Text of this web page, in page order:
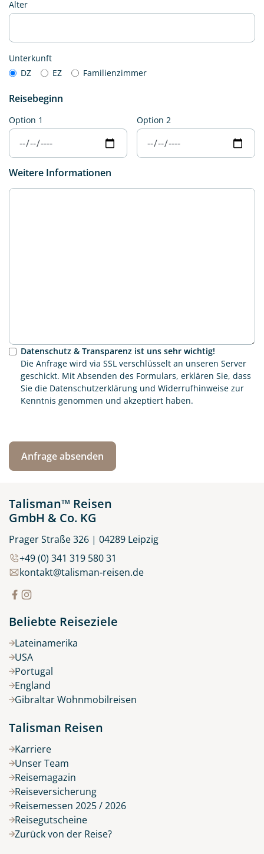
Alter
Unterkunft
DZ
EZ Familienzimmer
Reisebeginn
Option 1 Option 2
Weitere Informationen
Datenschutz & Transparenz ist uns sehr wichtig!
Die Anfrage wird via SSL verschlüsselt an unseren Server
geschickt. Mit Absenden des Formulars, erklären Sie, dass
Sie die Datenschutzerklärung und Widerrufhinweise zur
Kenntnis genommen und akzeptiert haben.
Talisman™ Reisen
GmbH & Co. KG
Prager Straße 326 | 04289 Leipzig
+49 (0) 341 319 580 31
kontakt@talisman-reisen.de
Beliebte Reiseziele
Lateinamerika
USA
Portugal
England
Gibraltar Wohnmobilreisen
Talisman Reisen
Karriere
Unser Team
Reisemagazin
Reiseversicherung
Reisemessen 2025 / 2026
Reisegutscheine
Zurück von der Reise?